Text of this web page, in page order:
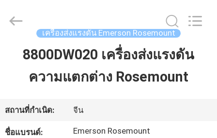
บ้าน
เกี่ยว
SYSTEM
INDUSTRY
เครื่องส่งแรงดัน Emerson Rosemount
8800DW020 เครื่องส่งแรงดัน
ความแตกต่าง Rosemount
สถานที่กำเนิด: จีน
ชื่อแบรนด์: Emerson Rosemount